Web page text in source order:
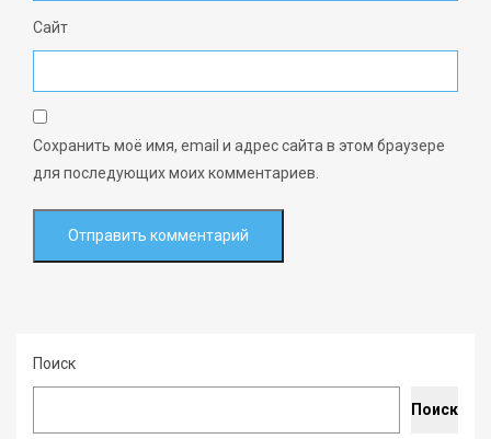
Сайт
Сохранить моё имя, email и адрес сайта в этом браузере
для последующих моих комментариев.
Поиск
Поиск